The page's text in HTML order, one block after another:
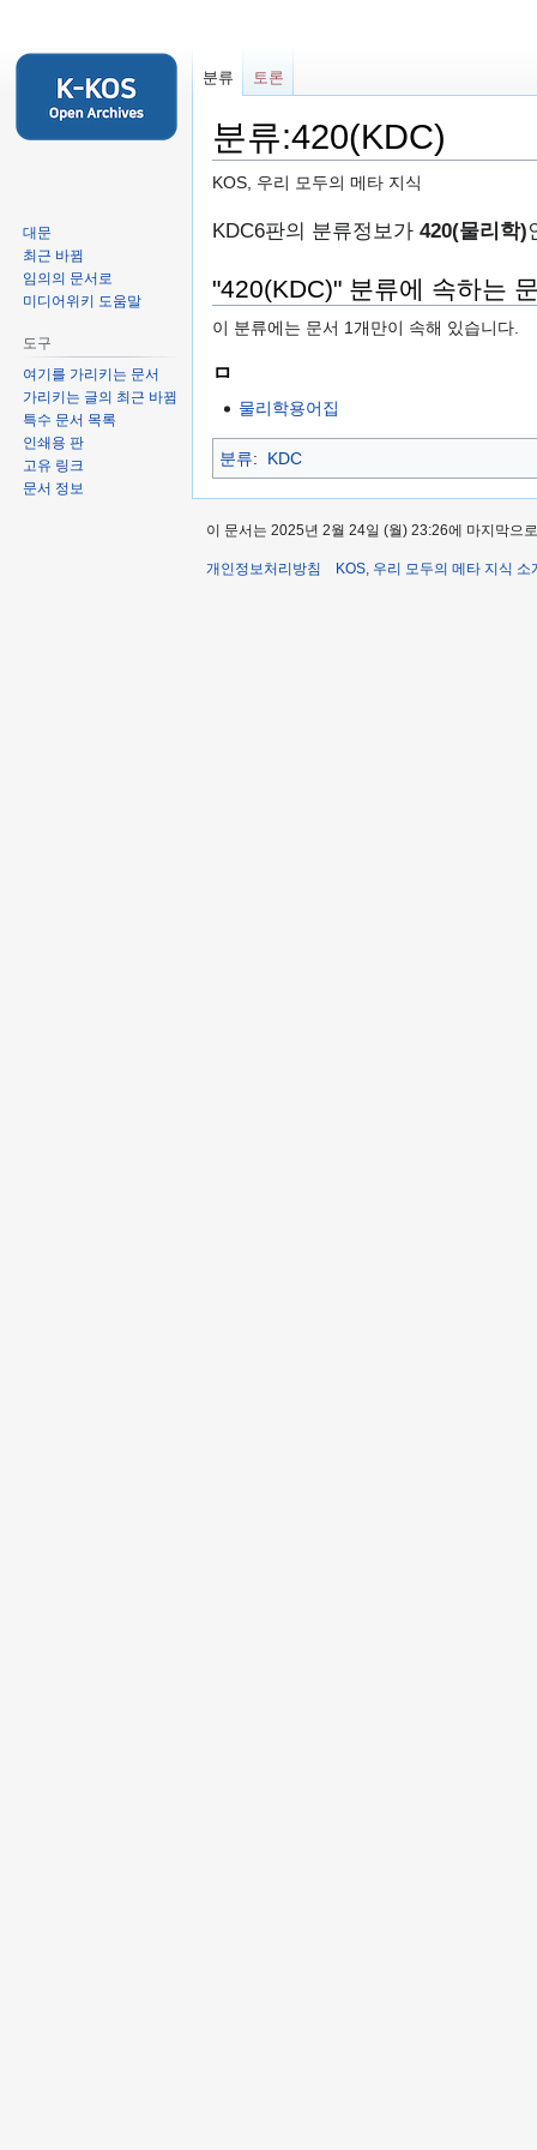
분류:420(KDC)
KOS, 우리 모두의 메타 지식
둘
보
기
로
검
하
러
가
KDC6판의 분류정보가 420(물리학)
"420(KDC)" 분류에 속하는
이 분류에는 문서 1개만이 속해 있습니다.
ㅁ
물리학용어집
분류: KDC
분류 토론
대문
최근 바뀜
임의의 문서로
미디어위키 도움말
도구
여기를 가리키는 문서
가리키는 글의 최근 바뀜
특수 문서 목록
인쇄용 판
고유 링크
문서 정보
이 문서는 2025년 2월 24일 (월) 23:26에 마지막으
개인정보처리방침 KOS, 우리 모두의 메타 지식 소